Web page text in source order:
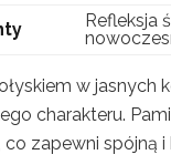
Refleksja
w jasnych
charakteru.
zapewni spójną